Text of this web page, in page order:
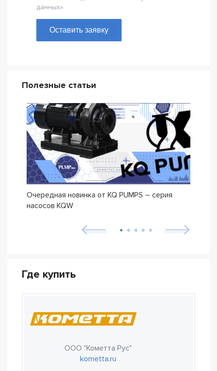
данных».
Оставить заявку
Полезные статьи
Очередная новинка от KQ PUMPS – серия
насосов KQW
Где купить
ООО "Кометта Рус"
kometta.ru